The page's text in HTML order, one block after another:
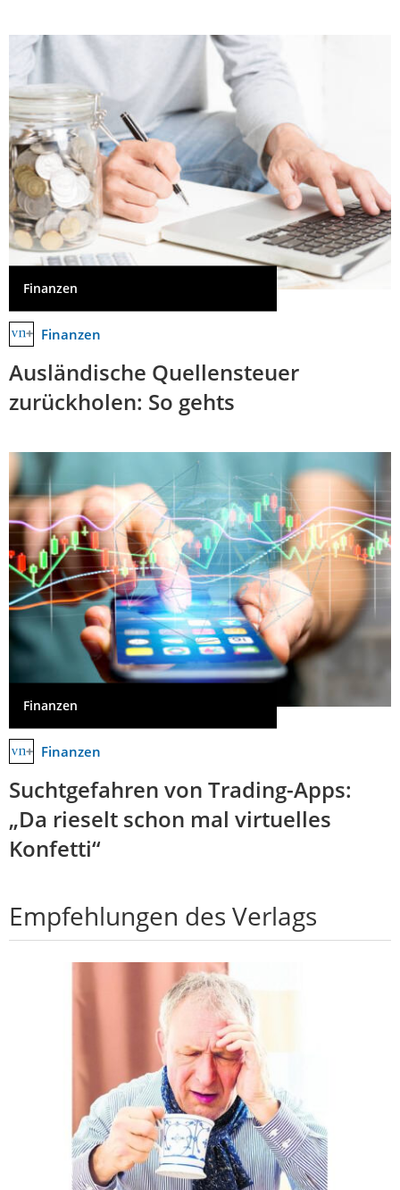
Finanzen
Finanzen
Ausländische Quellensteuer
zurückholen: So gehts
Finanzen
Finanzen
Suchtgefahren von Trading-Apps:
„Da rieselt schon mal virtuelles
Konfetti“
Empfehlungen des Verlags